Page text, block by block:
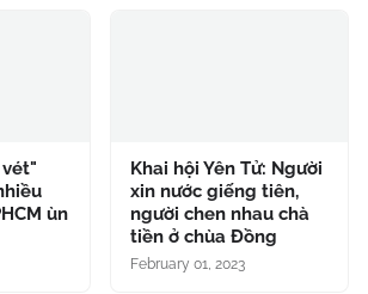
ùn
Khai hội Yên Tử: Người
xin nước giếng tiên,
người chen nhau chà
tiền ở chùa Đồng
February 01, 2023